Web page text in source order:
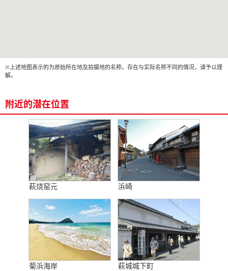
※上述地图表示的为原始所在地及拍摄地的名称。存在与实际名称不同的情况，请予以理
解。
附近的潜在位置
萩烧窑元 浜崎
菊浜海岸 萩城城下町